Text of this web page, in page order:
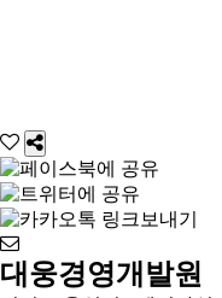
대웅경영개발원